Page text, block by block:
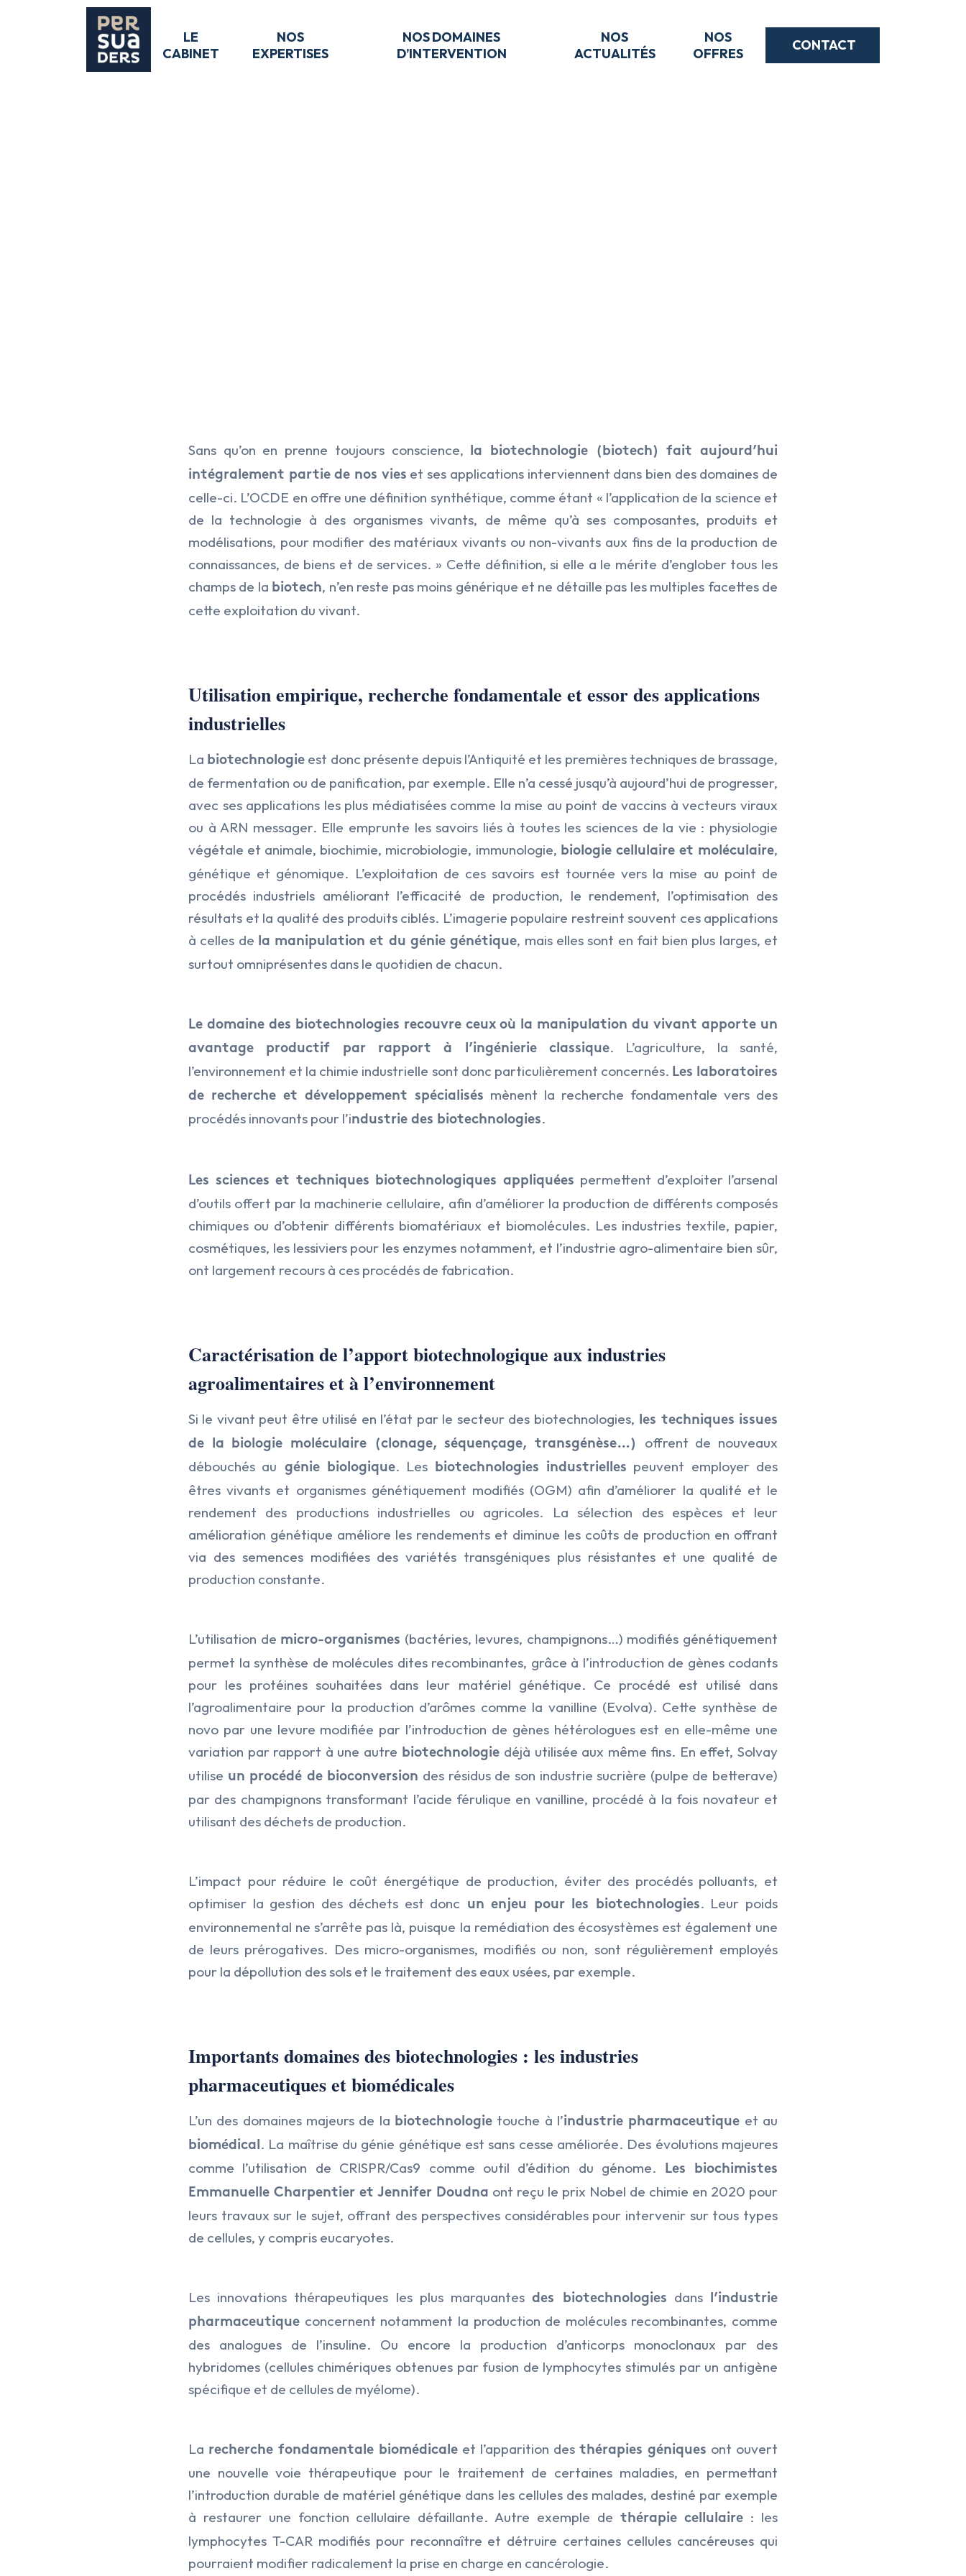
Hit enter to search or ESC to close
LE
CABINET
NOS
EXPERTISES
NOS DOMAINES
D’INTERVENTION
NOS
ACTUALITÉS
NOS
OFFRES
CONTACT
Sans qu’on en prenne toujours conscience, la biotechnologie (biotech) fait aujourd’hui
intégralement partie de nos vies et ses applications interviennent dans bien des domaines de
celle-ci. L’OCDE en offre une définition synthétique, comme étant « l’application de la science et
de la technologie à des organismes vivants, de même qu’à ses composantes, produits et
modélisations, pour modifier des matériaux vivants ou non-vivants aux fins de la production de
connaissances, de biens et de services. » Cette définition, si elle a le mérite d’englober tous les
champs de la biotech, n’en reste pas moins générique et ne détaille pas les multiples facettes de
cette exploitation du vivant.
Utilisation empirique, recherche fondamentale et essor des applications
industrielles
La biotechnologie est donc présente depuis l’Antiquité et les premières techniques de brassage,
de fermentation ou de panification, par exemple. Elle n’a cessé jusqu’à aujourd’hui de progresser,
avec ses applications les plus médiatisées comme la mise au point de vaccins à vecteurs viraux
ou à ARN messager. Elle emprunte les savoirs liés à toutes les sciences de la vie : physiologie
végétale et animale, biochimie, microbiologie, immunologie, biologie cellulaire et moléculaire,
génétique et génomique. L’exploitation de ces savoirs est tournée vers la mise au point de
procédés industriels améliorant l’efficacité de production, le rendement, l’optimisation des
résultats et la qualité des produits ciblés. L’imagerie populaire restreint souvent ces applications
à celles de la manipulation et du génie génétique, mais elles sont en fait bien plus larges, et
surtout omniprésentes dans le quotidien de chacun.
Le domaine des biotechnologies recouvre ceux où la manipulation du vivant apporte un
avantage productif par rapport à l’ingénierie classique. L’agriculture, la santé,
l’environnement et la chimie industrielle sont donc particulièrement concernés. Les laboratoires
de recherche et développement spécialisés mènent la recherche fondamentale vers des
procédés innovants pour l’industrie des biotechnologies.
Les sciences et techniques biotechnologiques appliquées permettent d’exploiter l’arsenal
d’outils offert par la machinerie cellulaire, afin d’améliorer la production de différents composés
chimiques ou d’obtenir différents biomatériaux et biomolécules. Les industries textile, papier,
cosmétiques, les lessiviers pour les enzymes notamment, et l’industrie agro-alimentaire bien sûr,
ont largement recours à ces procédés de fabrication.
Caractérisation de l’apport biotechnologique aux industries
agroalimentaires et à l’environnement
Si le vivant peut être utilisé en l’état par le secteur des biotechnologies, les techniques issues
de la biologie moléculaire (clonage, séquençage, transgénèse…) offrent de nouveaux
débouchés au génie biologique. Les biotechnologies industrielles peuvent employer des
êtres vivants et organismes génétiquement modifiés (OGM) afin d’améliorer la qualité et le
rendement des productions industrielles ou agricoles. La sélection des espèces et leur
amélioration génétique améliore les rendements et diminue les coûts de production en offrant
via des semences modifiées des variétés transgéniques plus résistantes et une qualité de
production constante.
L’utilisation de micro-organismes (bactéries, levures, champignons…) modifiés génétiquement
permet la synthèse de molécules dites recombinantes, grâce à l’introduction de gènes codants
pour les protéines souhaitées dans leur matériel génétique. Ce procédé est utilisé dans
l’agroalimentaire pour la production d’arômes comme la vanilline (Evolva). Cette synthèse de
novo par une levure modifiée par l’introduction de gènes hétérologues est en elle-même une
variation par rapport à une autre biotechnologie déjà utilisée aux même fins. En effet, Solvay
utilise un procédé de bioconversion des résidus de son industrie sucrière (pulpe de betterave)
par des champignons transformant l’acide férulique en vanilline, procédé à la fois novateur et
utilisant des déchets de production.
L’impact pour réduire le coût énergétique de production, éviter des procédés polluants, et
optimiser la gestion des déchets est donc un enjeu pour les biotechnologies. Leur poids
environnemental ne s’arrête pas là, puisque la remédiation des écosystèmes est également une
de leurs prérogatives. Des micro-organismes, modifiés ou non, sont régulièrement employés
pour la dépollution des sols et le traitement des eaux usées, par exemple.
Importants domaines des biotechnologies : les industries
pharmaceutiques et biomédicales
L’un des domaines majeurs de la biotechnologie touche à l’industrie pharmaceutique et au
biomédical. La maîtrise du génie génétique est sans cesse améliorée. Des évolutions majeures
comme l’utilisation de CRISPR/Cas9 comme outil d’édition du génome.
Les biochimistes
Emmanuelle Charpentier et Jennifer Doudna ont reçu le prix Nobel de chimie en 2020 pour
leurs travaux sur le sujet, offrant des perspectives considérables pour intervenir sur tous types
de cellules, y compris eucaryotes.
Les innovations thérapeutiques les plus marquantesdes biotechnologies dans l’industrie
pharmaceutique concernent notamment la production de molécules recombinantes, comme
des analogues de l’insuline. Ou encore la production d’anticorps monoclonaux par des
hybridomes (cellules chimériques obtenues par fusion de lymphocytes stimulés par un antigène
spécifique et de cellules de myélome).
La recherche fondamentale biomédicale et l’apparition des thérapies géniques ont ouvert
une nouvelle voie thérapeutique pour le traitement de certaines maladies, en permettant
l’introduction durable de matériel génétique dans les cellules des malades, destiné par exemple
à restaurer une fonction cellulaire défaillante. Autre exemple de thérapie cellulaire : les
lymphocytes T-CAR modifiés pour reconnaître et détruire certaines cellules cancéreuses qui
pourraient modifier radicalement la prise en charge en cancérologie.